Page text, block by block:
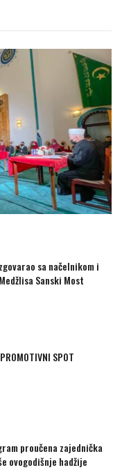
sa načelnikom i
Sanski Most
SPOT
proučena zajednička
ovogodišnje hadžije